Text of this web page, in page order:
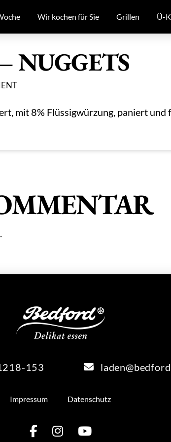
Wir kochen für Sie Grillen Ü-
NUGGETS
mit 8% Flüssigwürzung, paniert
153
Impressum Datenschutz